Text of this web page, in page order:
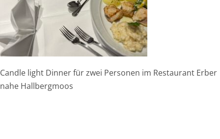
Candle light Dinner für zwei Personen im Restaurant Erber
nahe Hallbergmoos